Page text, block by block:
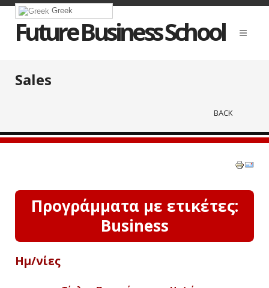
Greek
Future Business School
Sales
BACK
Προγράμματα με ετικέτες:
Business
Ημ/νίες